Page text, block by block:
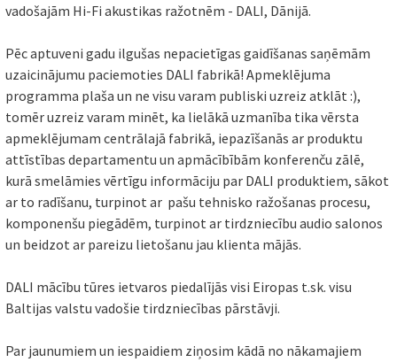
vadošajām Hi-Fi akustikas ražotnēm - DALI, Dānijā.
Pēc aptuveni gadu ilgušas nepacietīgas gaidīšanas saņēmām
uzaicinājumu paciemoties DALI fabrikā! Apmeklējuma
programma plaša un ne visu varam publiski uzreiz atklāt :),
tomēr uzreiz varam minēt, ka lielākā uzmanība tika vērsta
apmeklējumam centrālajā fabrikā, iepazīšanās ar produktu
attīstības departamentu un apmācībībām konferenču zālē,
kurā smelāmies vērtīgu informāciju par DALI produktiem, sākot
ar to radīšanu, turpinot ar pašu tehnisko ražošanas procesu,
komponenšu piegādēm, turpinot ar tirdzniecību audio salonos
un beidzot ar pareizu lietošanu jau klienta mājās.
DALI mācību tūres ietvaros piedalījās visi Eiropas t.sk. visu
Baltijas valstu vadošie tirdzniecības pārstāvji.
Par jaunumiem un iespaidiem ziņosim kādā no nākamajiem